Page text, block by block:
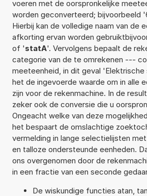
voeren met de oorspronkelijke
worden geconverteerd; bijvoorbeeld
Hierbij kan de volledige naam van de
afkorting ervan worden
of 'statA'. Vervolgens bepaalt de
categorie van de te omrekenen ---
meeteenheid, in dit geval
het de ingevoerde waarde om in alle
zijn voor de rekenmachine. In de
zeker ook de conversie die u
Ongeacht welke van deze
het bespaart de omslachtige
vermelding in lange selectielijsten
en talloze ondersteunde eenheden.
ons overgenomen door de
in een fractie van een seconde
De wiskundige functies atan,